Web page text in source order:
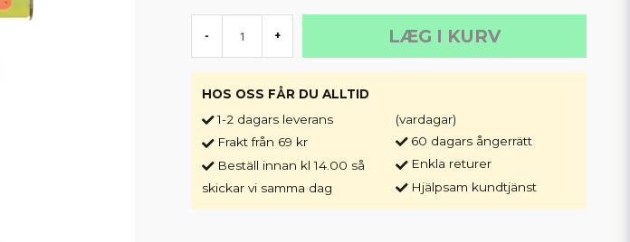
- + LÆG I KURV
HOS OSS FÅR DU ALLTID
1-2 dagars leverans
Frakt från 69 kr
Beställ innan kl 14.00 så
skickar vi samma dag
(vardagar)
60 dagars ångerrätt
Enkla returer
Hjälpsam kundtjänst